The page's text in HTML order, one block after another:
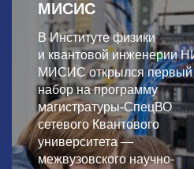
МИСИС
В Институте физики
и квантовой инженерии
МИСИС открылся первый
набор на программу
магистратуры-СпецВО
сетевого Квантового
университета —
межвузовского научно-